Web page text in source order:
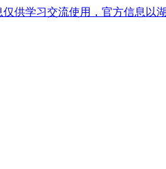
供学习交流使用，官方信息以